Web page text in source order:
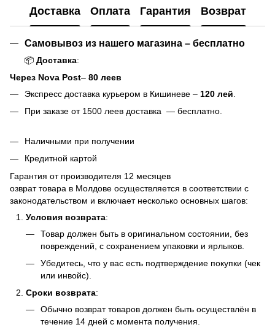
Доставка Оплата Гарантия Возврат
Самовывоз из нашего магазина – бесплатно
📦 Доставка:
Через Nova Post– 80 леев
Экспресс доставка курьером в Кишиневе – 120 лей
При заказе от 1500 леев доставка — бесплатно.
Наличными при получении
Кредитной картой
Гарантия от производителя 12 месяцев
озврат товара в Молдове осуществляется в соответствии с
законодательством и включает несколько основных шагов:
Условия возврата:
Товар должен быть в оригинальном состоянии, без
повреждений, с сохранением упаковки и ярлыков.
Убедитесь, что у вас есть подтверждение покупки (чек
или инвойс).
Сроки возврата:
Обычно возврат товаров должен быть осуществлён в
течение 14 дней с момента получения.